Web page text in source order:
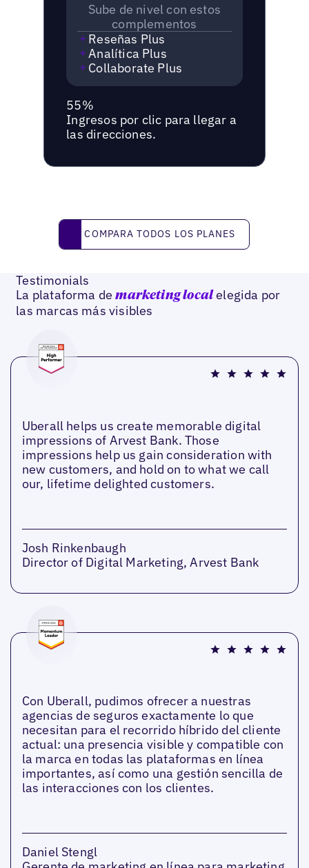
Sube de nivel con estos
complementos
Reseñas Plus
Analítica Plus
Collaborate Plus
55%
Ingresos por clic para llegar a
las direcciones.
Compara todos los planes
COMPARA TODOS LOS PLANES
Testimonials
La plataforma demarketing localelegida por
las marcas más visibles
Uberall helps us create memorable digital
impressions of Arvest Bank. Those
impressions help us gain consideration with
new customers, and hold on to what we call
our, lifetime delighted customers.
Josh Rinkenbaugh
Director of Digital Marketing, Arvest Bank
Con Uberall, pudimos ofrecer a nuestras
agencias de seguros exactamente lo que
necesitan para el recorrido híbrido del cliente
actual: una presencia visible y compatible con
la marca en todas las plataformas en línea
importantes, así como una gestión sencilla de
las interacciones con los clientes.
Daniel Stengl